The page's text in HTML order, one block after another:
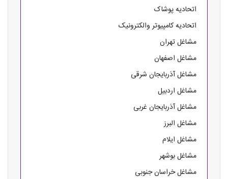
اتحادیه پوشاک
اتحادیه کامپیوتر والکترونیک
مشاغل تهران
مشاغل اصفهان
مشاغل آذربایجان شرقی
مشاغل اردبیل
مشاغل آذربایجان غربی
مشاغل البرز
مشاغل ایلام
مشاغل بوشهر
مشاغل خراسان جنوبی